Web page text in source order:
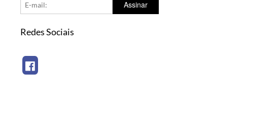
Assinar
Redes Sociais